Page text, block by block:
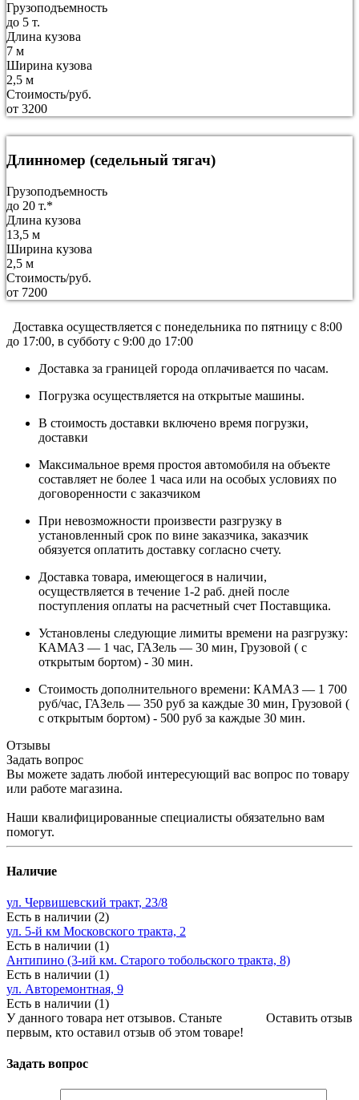
Грузоподъемность
до 5 т.
Длина кузова
7 м
Ширина кузова
2,5 м
Стоимость/руб.
от 3200
Длинномер (седельный тягач)
Грузоподъемность
до 20 т.*
Длина кузова
13,5 м
Ширина кузова
2,5 м
Стоимость/руб.
от 7200
Доставка осуществляется c понедельника по пятницу с 8:00
до 17:00, в субботу с 9:00 до 17:00
Доставка за границей города оплачивается по часам.
Погрузка осуществляется на открытые машины.
В стоимость доставки включено время погрузки,
доставки
Максимальное время простоя автомобиля на объекте
составляет не более 1 часа или на особых условиях по
договоренности с заказчиком
При невозможности произвести разгрузку в
установленный срок по вине заказчика, заказчик
обязуется оплатить доставку согласно счету.
Доставка товара, имеющегося в наличии,
осуществляется в течение 1-2 раб. дней после
поступления оплаты на расчетный счет Поставщика.
Установлены следующие лимиты времени на разгрузку:
КАМАЗ — 1 час, ГАЗель — 30 мин, Грузовой ( с
открытым бортом) - 30 мин.
Стоимость дополнительного времени: КАМАЗ — 1 700
руб/час, ГАЗель — 350 руб за каждые 30 мин, Грузовой (
с открытым бортом) - 500 руб за каждые 30 мин.
Отзывы
Задать вопрос
Вы можете задать любой интересующий вас вопрос по товару
или работе магазина.
Наши квалифицированные специалисты обязательно вам
помогут.
Наличие
ул. Червишевский тракт, 23/8
Есть в наличии (2)
ул. 5-й км Московского тракта, 2
Есть в наличии (1)
Антипино (3-ий км. Старого тобольского тракта, 8)
Есть в наличии (1)
ул. Авторемонтная, 9
Есть в наличии (1)
Оставить отзыв
У данного товара нет отзывов. Станьте
первым, кто оставил отзыв об этом товаре!
Задать вопрос